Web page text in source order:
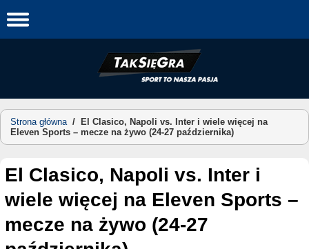
to
Strona główna/
El Clasico, Napoli vs. Inter i wiele więcej na
Eleven Sports – mecze na żywo (24-27 października)
El Clasico, Napoli vs. Inter i
wiele więcej na Eleven Sports –
mecze na żywo (24-27